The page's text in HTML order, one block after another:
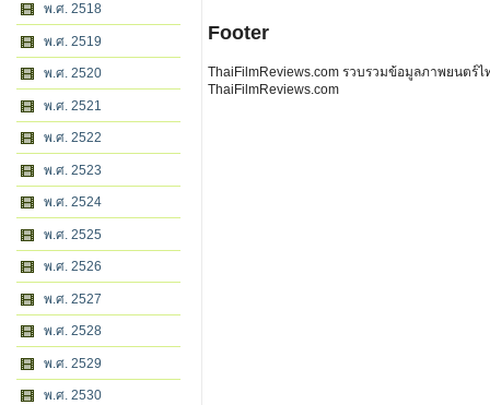
พ.ศ. 2518
พ.ศ. 2519
พ.ศ. 2520
พ.ศ. 2521
พ.ศ. 2522
พ.ศ. 2523
พ.ศ. 2524
พ.ศ. 2525
พ.ศ. 2526
พ.ศ. 2527
พ.ศ. 2528
พ.ศ. 2529
พ.ศ. 2530
Footer
ThaiFilmReviews.com รวบรวมข้อมูลภาพยนตร์
ThaiFilmReviews.com